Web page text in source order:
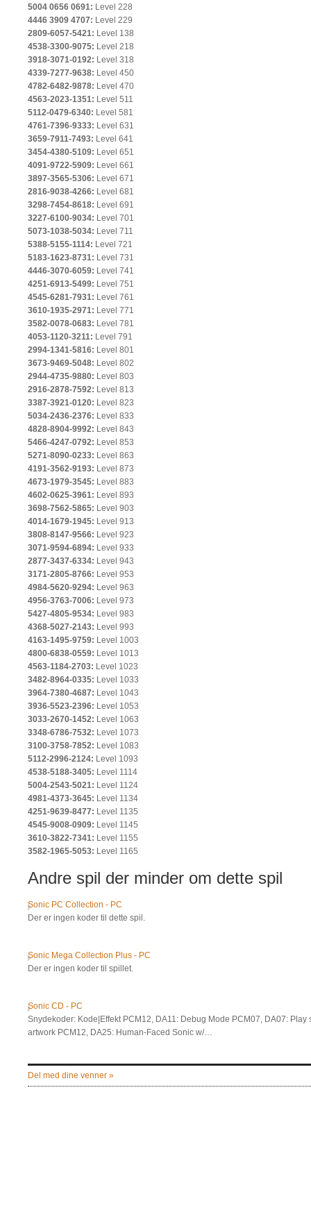
5004 0656 0691: Level 228
4446 3909 4707: Level 229
2809-6057-5421: Level 138
4538-3300-9075: Level 218
3918-3071-0192: Level 318
4339-7277-9638: Level 450
4782-6482-9878: Level 470
4563-2023-1351: Level 511
5112-0479-6340: Level 581
4761-7396-9333: Level 631
3659-7911-7493: Level 641
3454-4380-5109: Level 651
4091-9722-5909: Level 661
3897-3565-5306: Level 671
2816-9038-4266: Level 681
3298-7454-8618: Level 691
3227-6100-9034: Level 701
5073-1038-5034: Level 711
5388-5155-1114: Level 721
5183-1623-8731: Level 731
4446-3070-6059: Level 741
4251-6913-5499: Level 751
4545-6281-7931: Level 761
3610-1935-2971: Level 771
3582-0078-0683: Level 781
4053-1120-3211: Level 791
2994-1341-5816: Level 801
3673-9469-5048: Level 802
2944-4735-9880: Level 803
2916-2878-7592: Level 813
3387-3921-0120: Level 823
5034-2436-2376: Level 833
4828-8904-9992: Level 843
5466-4247-0792: Level 853
5271-8090-0233: Level 863
4191-3562-9193: Level 873
4673-1979-3545: Level 883
4602-0625-3961: Level 893
3698-7562-5865: Level 903
4014-1679-1945: Level 913
3808-8147-9566: Level 923
3071-9594-6894: Level 933
2877-3437-6334: Level 943
3171-2805-8766: Level 953
4984-5620-9294: Level 963
4956-3763-7006: Level 973
5427-4805-9534: Level 983
4368-5027-2143: Level 993
4163-1495-9759: Level 1003
4800-6838-0559: Level 1013
4563-1184-2703: Level 1023
3482-8964-0335: Level 1033
3964-7380-4687: Level 1043
3936-5523-2396: Level 1053
3033-2670-1452: Level 1063
3348-6786-7532: Level 1073
3100-3758-7852: Level 1083
5112-2996-2124: Level 1093
4538-5188-3405: Level 1114
5004-2543-5021: Level 1124
4981-4373-3645: Level 1134
4251-9639-8477: Level 1135
4545-9008-0909: Level 1145
3610-3822-7341: Level 1155
3582-1965-5053: Level 1165
Andre spil der minder om dette spil
Sonic PC Collection - PC
Der er ingen koder til dette spil.
Sonic Mega Collection Plus - PC
Der er ingen koder til spillet.
Sonic CD - PC
Snydekoder: Kode|Effekt PCM12, DA11: Debug Mode PCM07, DA07:
artwork PCM12, DA25: Human-Faced Sonic w/…
Del med dine venner »